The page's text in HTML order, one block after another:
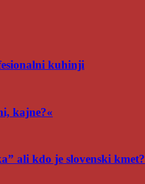
kuhinji
kajne?«
ali kdo je slovenski kmet?